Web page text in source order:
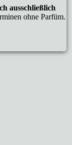
ausschließlich
ohne Parfüm.